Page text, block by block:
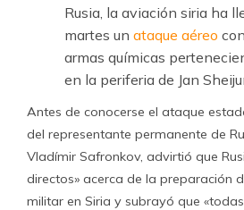
Rusia, la aviación siria ha
martes un ataque aéreo
armas químicas
en la periferia de Jan
Antes de conocerse el ataque
del representante permanente de
Vladímir Safronkov, advirtió que
directos» acerca de la preparación
militar en Siria y subrayó que